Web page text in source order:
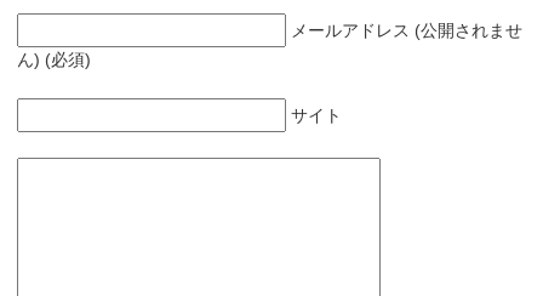
メールアドレス (公開されませ
ん) (必須)
サイト